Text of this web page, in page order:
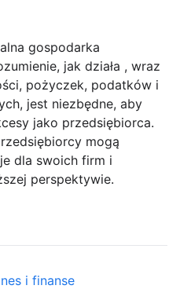
gospodarka
jak działa , wraz
pożyczek, podatków i
jest niezbędne, aby
jako przedsiębiorca.
mogą
dla swoich firm i
perspektywie.
i finanse